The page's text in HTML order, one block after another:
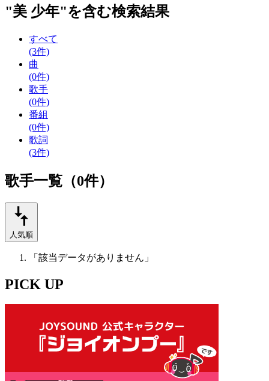
"美 少年"を含む検索結果
すべて
(3件)
曲
(0件)
歌手
(0件)
番組
(0件)
歌詞
(3件)
歌手一覧（0件）
人気順
「該当データがありません」
PICK UP